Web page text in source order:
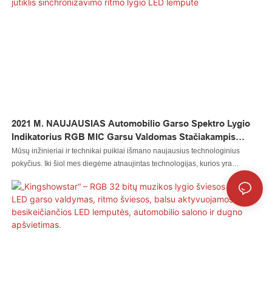
32 bitų muzikos lygio indikatoriumi.
2021 M. NAUJAUSIAS Automobilio Garso Spektro Lygio
Indikatorius RGB MIC Garsu Valdomas Stačiakampis
Muzikos Jutiklis Sinchronizavimo Ritmo Lygio LED
Lemputė
Mūsų inžinieriai ir technikai puikiai išmano naujausius technologinius
pokyčius. Iki šiol mes diegėme atnaujintas technologijas, kurios yra